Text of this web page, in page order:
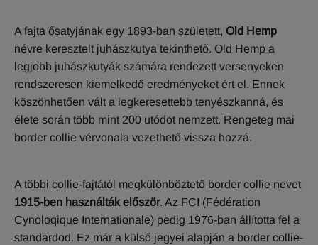
A fajta ősatyjának egy 1893-ban született, Old Hemp
névre keresztelt juhászkutya tekinthető. Old Hemp a
legjobb juhászkutyák számára rendezett versenyeken
rendszeresen kiemelkedő eredményeket ért el. Ennek
köszönhetően vált a legkeresettebb tenyészkanná, és
élete során több mint 200 utódot nemzett. Rengeteg mai
border collie vérvonala vezethető vissza hozzá.
A többi collie-fajtától megkülönböztető border collie nevet
1915-ben használták először. Az FCI (Fédération
Cynoloqique Internationale) pedig 1976-ban állította fel a
standardod. Ez már a külső jegyei alapján a border collie-